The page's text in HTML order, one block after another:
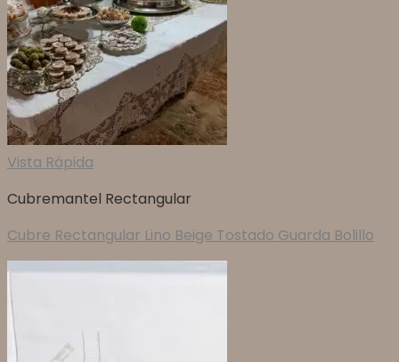
Vista Rápida
Cubremantel Rectangular
Cubre Rectangular Lino Beige Tostado Guarda Bolillo